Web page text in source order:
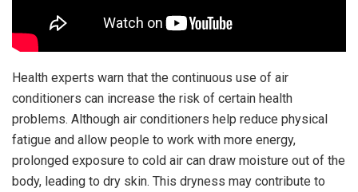
Health experts warn that the continuous use of air
conditioners can increase the risk of certain health
problems. Although air conditioners help reduce physical
fatigue and allow people to work with more energy,
prolonged exposure to cold air can draw moisture out of the
body, leading to dry skin. This dryness may contribute to